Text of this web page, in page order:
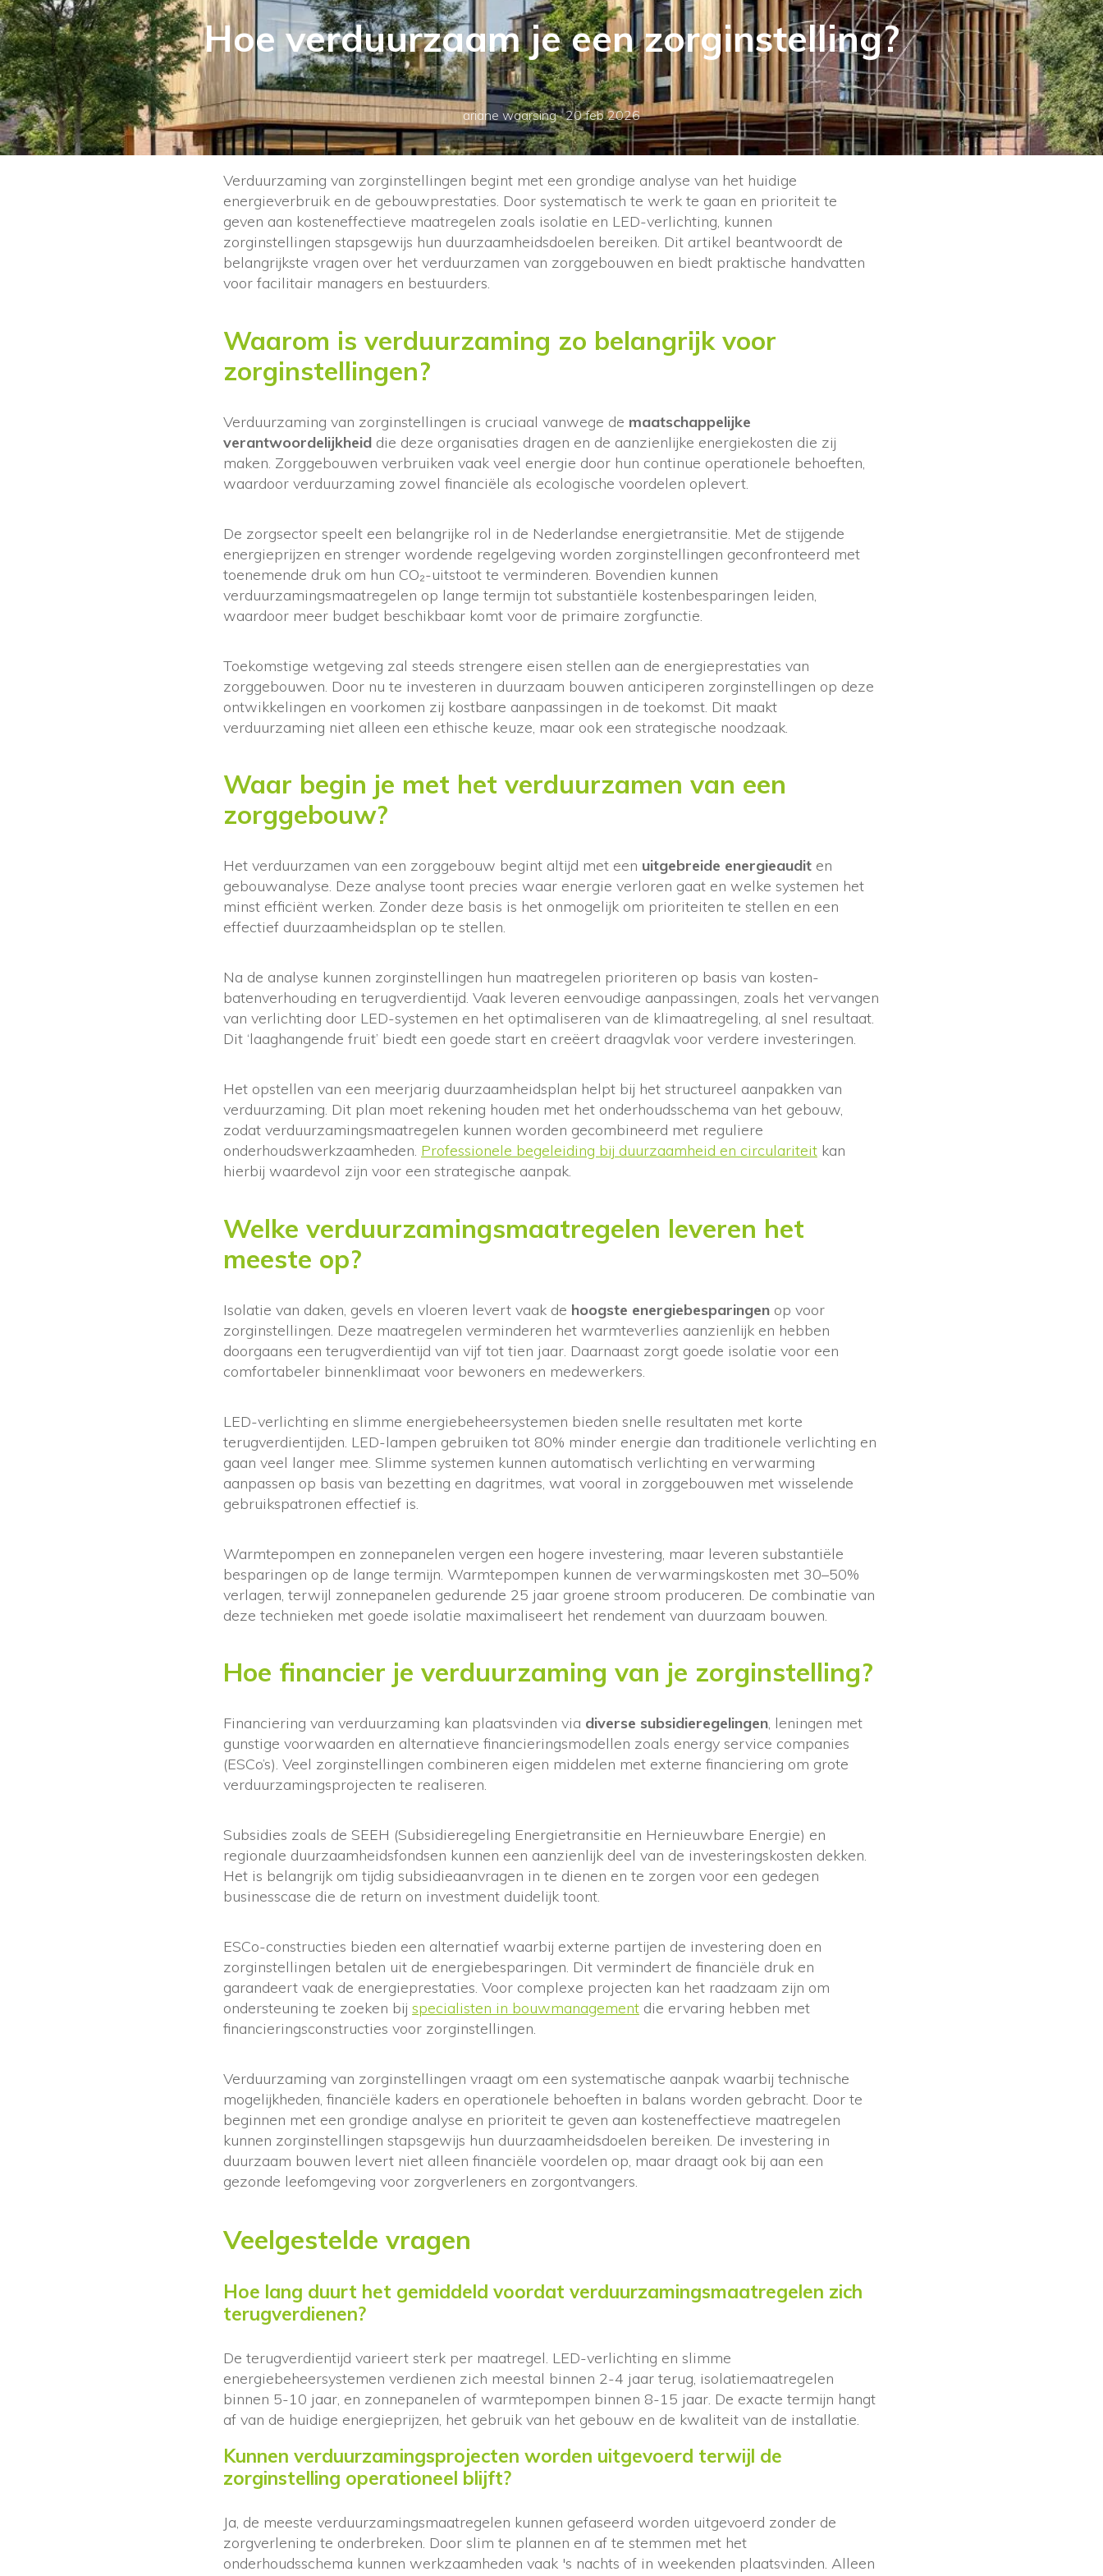
Hoe verduurzaam je een zorginstelling?
ariane waarsing·20 feb 2026
Verduurzaming van zorginstellingen begint met een grondige analyse van het huidige
energieverbruik en de gebouwprestaties. Door systematisch te werk te gaan en prioriteit te
geven aan kosteneffectieve maatregelen zoals isolatie en LED-verlichting, kunnen
zorginstellingen stapsgewijs hun duurzaamheidsdoelen bereiken. Dit artikel beantwoordt de
belangrijkste vragen over het verduurzamen van zorggebouwen en biedt praktische handvatten
voor facilitair managers en bestuurders.
Waarom is verduurzaming zo belangrijk voor
zorginstellingen?
Verduurzaming van zorginstellingen is cruciaal vanwege de maatschappelijke
verantwoordelijkheid die deze organisaties dragen en de aanzienlijke energiekosten die zij
maken. Zorggebouwen verbruiken vaak veel energie door hun continue operationele behoeften,
waardoor verduurzaming zowel financiële als ecologische voordelen oplevert.
De zorgsector speelt een belangrijke rol in de Nederlandse energietransitie. Met de stijgende
energieprijzen en strenger wordende regelgeving worden zorginstellingen geconfronteerd met
toenemende druk om hun CO₂-uitstoot te verminderen. Bovendien kunnen
verduurzamingsmaatregelen op lange termijn tot substantiële kostenbesparingen leiden,
waardoor meer budget beschikbaar komt voor de primaire zorgfunctie.
Toekomstige wetgeving zal steeds strengere eisen stellen aan de energieprestaties van
zorggebouwen. Door nu te investeren in duurzaam bouwen anticiperen zorginstellingen op deze
ontwikkelingen en voorkomen zij kostbare aanpassingen in de toekomst. Dit maakt
verduurzaming niet alleen een ethische keuze, maar ook een strategische noodzaak.
Waar begin je met het verduurzamen van een
zorggebouw?
Het verduurzamen van een zorggebouw begint altijd met een uitgebreide energieaudit en
gebouwanalyse. Deze analyse toont precies waar energie verloren gaat en welke systemen het
minst efficiënt werken. Zonder deze basis is het onmogelijk om prioriteiten te stellen en een
effectief duurzaamheidsplan op te stellen.
Na de analyse kunnen zorginstellingen hun maatregelen prioriteren op basis van kosten-
batenverhouding en terugverdientijd. Vaak leveren eenvoudige aanpassingen, zoals het vervangen
van verlichting door LED-systemen en het optimaliseren van de klimaatregeling, al snel resultaat.
Dit ‘laaghangende fruit’ biedt een goede start en creëert draagvlak voor verdere investeringen.
Het opstellen van een meerjarig duurzaamheidsplan helpt bij het structureel aanpakken van
verduurzaming. Dit plan moet rekening houden met het onderhoudsschema van het gebouw,
zodat verduurzamingsmaatregelen kunnen worden gecombineerd met reguliere
onderhoudswerkzaamheden. Professionele begeleiding bij duurzaamheid en circulariteit kan
hierbij waardevol zijn voor een strategische aanpak.
Welke verduurzamingsmaatregelen leveren het
meeste op?
Isolatie van daken, gevels en vloeren levert vaak de hoogste energiebesparingen op voor
zorginstellingen. Deze maatregelen verminderen het warmteverlies aanzienlijk en hebben
doorgaans een terugverdientijd van vijf tot tien jaar. Daarnaast zorgt goede isolatie voor een
comfortabeler binnenklimaat voor bewoners en medewerkers.
LED-verlichting en slimme energiebeheersystemen bieden snelle resultaten met korte
terugverdientijden. LED-lampen gebruiken tot 80% minder energie dan traditionele verlichting en
gaan veel langer mee. Slimme systemen kunnen automatisch verlichting en verwarming
aanpassen op basis van bezetting en dagritmes, wat vooral in zorggebouwen met wisselende
gebruikspatronen effectief is.
Warmtepompen en zonnepanelen vergen een hogere investering, maar leveren substantiële
besparingen op de lange termijn. Warmtepompen kunnen de verwarmingskosten met 30–50%
verlagen, terwijl zonnepanelen gedurende 25 jaar groene stroom produceren. De combinatie van
deze technieken met goede isolatie maximaliseert het rendement van duurzaam bouwen.
Hoe financier je verduurzaming van je zorginstelling?
Financiering van verduurzaming kan plaatsvinden via diverse subsidieregelingen, leningen met
gunstige voorwaarden en alternatieve financieringsmodellen zoals energy service companies
(ESCo’s). Veel zorginstellingen combineren eigen middelen met externe financiering om grote
verduurzamingsprojecten te realiseren.
Subsidies zoals de SEEH (Subsidieregeling Energietransitie en Hernieuwbare Energie) en
regionale duurzaamheidsfondsen kunnen een aanzienlijk deel van de investeringskosten dekken.
Het is belangrijk om tijdig subsidieaanvragen in te dienen en te zorgen voor een gedegen
businesscase die de return on investment duidelijk toont.
ESCo-constructies bieden een alternatief waarbij externe partijen de investering doen en
zorginstellingen betalen uit de energiebesparingen. Dit vermindert de financiële druk en
garandeert vaak de energieprestaties. Voor complexe projecten kan het raadzaam zijn om
ondersteuning te zoeken bij specialisten in bouwmanagement die ervaring hebben met
financieringsconstructies voor zorginstellingen.
Verduurzaming van zorginstellingen vraagt om een systematische aanpak waarbij technische
mogelijkheden, financiële kaders en operationele behoeften in balans worden gebracht. Door te
beginnen met een grondige analyse en prioriteit te geven aan kosteneffectieve maatregelen
kunnen zorginstellingen stapsgewijs hun duurzaamheidsdoelen bereiken. De investering in
duurzaam bouwen levert niet alleen financiële voordelen op, maar draagt ook bij aan een
gezonde leefomgeving voor zorgverleners en zorgontvangers.
Veelgestelde vragen
Hoe lang duurt het gemiddeld voordat verduurzamingsmaatregelen zich
terugverdienen?
De terugverdientijd varieert sterk per maatregel. LED-verlichting en slimme
energiebeheersystemen verdienen zich meestal binnen 2-4 jaar terug, isolatiemaatregelen
binnen 5-10 jaar, en zonnepanelen of warmtepompen binnen 8-15 jaar. De exacte termijn hangt
af van de huidige energieprijzen, het gebruik van het gebouw en de kwaliteit van de installatie.
Kunnen verduurzamingsprojecten worden uitgevoerd terwijl de
zorginstelling operationeel blijft?
Ja, de meeste verduurzamingsmaatregelen kunnen gefaseerd worden uitgevoerd zonder de
zorgverlening te onderbreken. Door slim te plannen en af te stemmen met het
onderhoudsschema kunnen werkzaamheden vaak 's nachts of in weekenden plaatsvinden. Alleen